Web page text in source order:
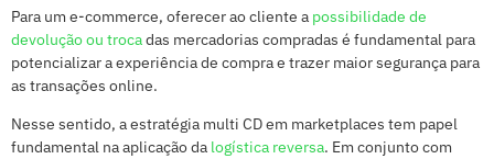
Para um e-commerce, oferecer ao cliente a possibilidade de
devolução ou trocadas mercadorias compradas é fundamental para
potencializar a experiência de compra e trazer maior segurança para
as transações online.
Nesse sentido, a estratégia multi CD em marketplaces tem papel
fundamental na aplicação da logística reversa. Em conjunto com